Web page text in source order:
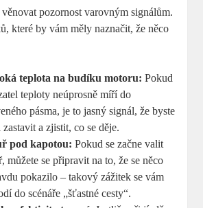
pozornost varovným signálům.
které by vám měly naznačit, že něco
teplota na budíku motoru: Pokud
teploty neúprosně míří do
pásma, je to jasný signál, že byste
zastavit a zjistit, co se děje.
pod kapotou: Pokud se začne valit
můžete se připravit na to, že se něco
pokazilo – takový zážitek se vám
do scénáře „šťastné cesty“.